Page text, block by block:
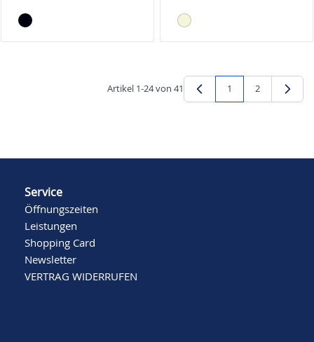
Artikel 1-24von 41 Sie lesen gerade
1 Seite
2
Service
Öffnungszeiten
Leistungen
Shopping Card
Newsletter
VERTRAG WIDERRUFEN